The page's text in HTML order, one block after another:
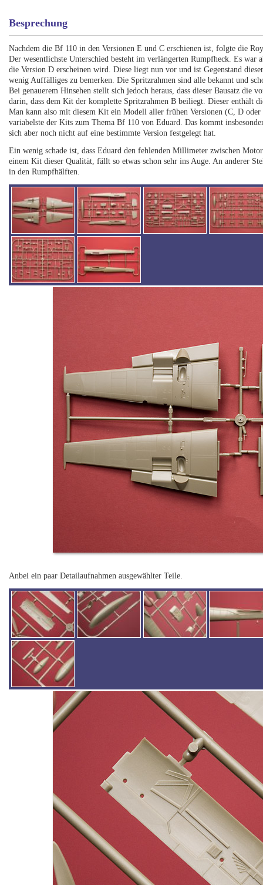
Besprechung
Nachdem die Bf 110 in den Versionen E und C erschienen ist, folgte die
Der wesentlichste Unterschied besteht im verlängerten Rumpfheck. Es war
die Version D erscheinen wird. Diese liegt nun vor und ist Gegenstand
wenig Auffälliges zu bemerken. Die Spritzrahmen sind alle bekannt und
Bei genauerem Hinsehen stellt sich jedoch heraus, dass dieser Bausatz die
darin, dass dem Kit der komplette Spritzrahmen B beiliegt. Dieser enthält
Man kann also mit diesem Kit ein Modell aller frühen Versionen (C, D
variabelste der Kits zum Thema Bf 110 von Eduard. Das kommt
sich aber noch nicht auf eine bestimmte Version festgelegt hat.
Ein wenig schade ist, dass Eduard den fehlenden Millimeter zwischen
einem Kit dieser Qualität, fällt so etwas schon sehr ins Auge. An anderer
in den Rumpfhälften.
Anbei ein paar Detailaufnahmen ausgewählter Teile.